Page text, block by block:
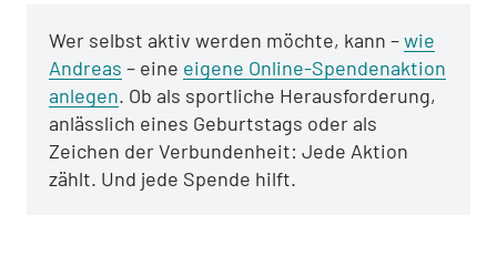
Wer selbst aktiv werden möchte, kann –wie
Andreas – eine eigene Online-Spendenaktion
anlegen. Ob als sportliche Herausforderung,
anlässlich eines Geburtstags oder als
Zeichen der Verbundenheit: Jede Aktion
zählt. Und jede Spende hilft.